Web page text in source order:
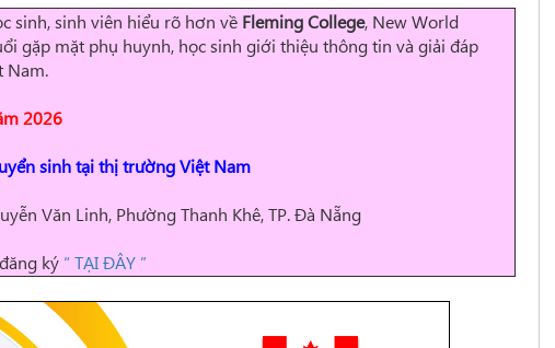
sinh, sinh viên hiểu rõ hơn về Fleming College, New World
gặp mặt phụ huynh, học sinh giới thiệu thông tin và giải đáp
Nam.
2026
sinh tại thị trường Việt Nam
Văn Linh, Phường Thanh Khê, TP. Đà Nẵng
ký “ TẠI ĐÂY ”